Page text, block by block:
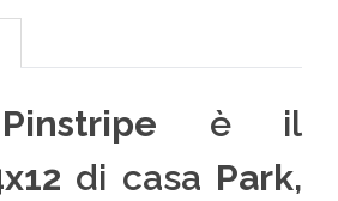
è il
di casa Park,